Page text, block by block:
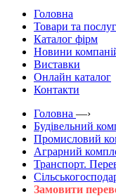
Головна
Товари та
Каталог фірм
Новини
Виставки
Онлайн каталог
Контакти
Головна —›
Будівельний
Промисловий
Аграрний
Транспорт.
Замовити